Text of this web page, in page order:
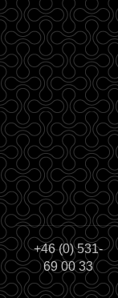
+46 (0) 531-
69 00 33